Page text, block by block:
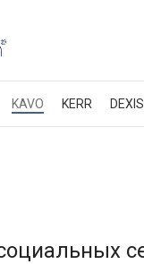
KAVO KERR DEXIS